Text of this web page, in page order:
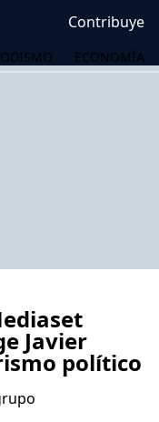
Contribuye
ECONOMÍA
Javier
político